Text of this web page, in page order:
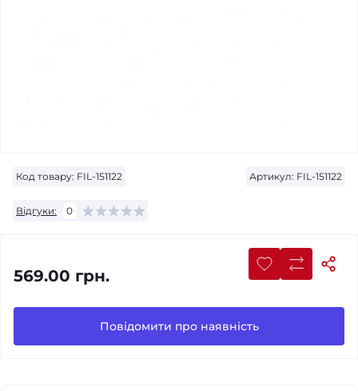
Код товару: FIL-151122 Артикул: FIL-151122
Відгуки: 0
569.00 грн.
Повідомити про наявність